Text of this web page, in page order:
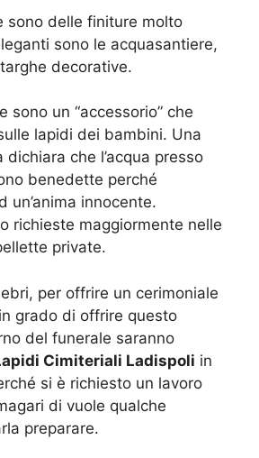
sono delle finiture molto
sono le acquasantiere,
decorative.
sono un “accessorio” che
lapidi dei bambini. Una
che l’acqua presso
benedette perché
un’anima innocente.
richieste maggiormente nelle
private.
per offrire un cerimoniale
grado di offrire questo
del funerale saranno
Cimiteriali Ladispoli in
si è richiesto un lavoro
di vuole qualche
preparare.